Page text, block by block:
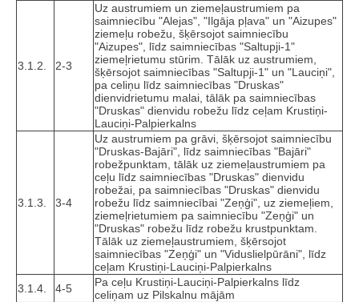
3.1.2. 2-3
Uz austrumiem un ziemeļaustrumiem pa
saimniecību "Alejas", "Ilgāja pļava" un "Aizupes"
ziemeļu robežu, šķērsojot saimniecību
"Aizupes", līdz saimniecības "Saltupji-1"
ziemeļrietumu stūrim. Tālāk uz austrumiem,
šķērsojot saimniecības "Saltupji-1" un "Lauciņi",
pa celiņu līdz saimniecības "Druskas"
dienvidrietumu malai, tālāk pa saimniecības
"Druskas" dienvidu robežu līdz ceļam Krustiņi-
Lauciņi-Palpierkalns
3.1.3. 3-4
Uz austrumiem pa grāvi, šķērsojot saimniecību
"Druskas-Bajāri", līdz saimniecības "Bajāri"
robežpunktam, tālāk uz ziemeļaustrumiem pa
ceļu līdz saimniecības "Druskas" dienvidu
robežai, pa saimniecības "Druskas" dienvidu
robežu līdz saimniecībai "Zeņģi", uz ziemeļiem,
ziemeļrietumiem pa saimniecību "Zeņģi" un
"Druskas" robežu līdz robežu krustpunktam.
Tālāk uz ziemeļaustrumiem, šķērsojot
saimniecības "Zeņģi" un "Viduslielpūrāni", līdz
ceļam Krustiņi-Lauciņi-Palpierkalns
3.1.4.
4-5
Pa ceļu Krustiņi-Lauciņi-Palpierkalns līdz
celiņam uz Pilskalnu mājām